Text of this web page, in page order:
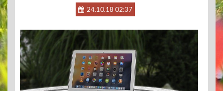
24.10.18 02:37